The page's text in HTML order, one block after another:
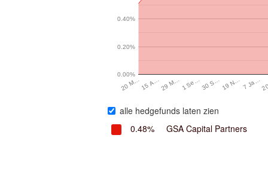
20 M…15 A…29 M…1 Se…30 S…19 N… 7 Ja…
0.00%
0.20%
0.40%
alle hedgefunds laten zien
0.48%
GSA Capital Partners